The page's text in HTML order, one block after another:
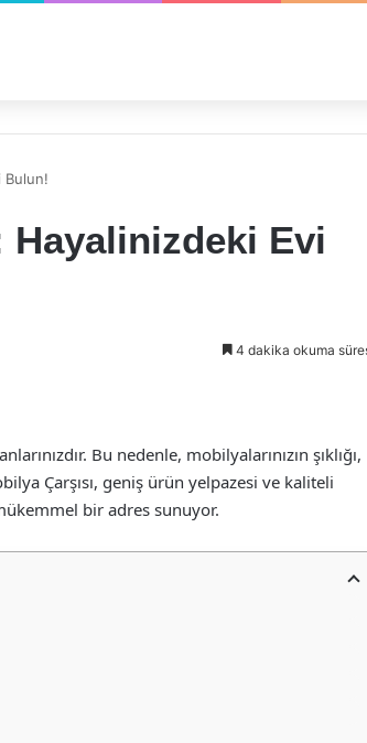
Bulun!
Hayalinizdeki Evi
4 dakika okuma
Bu nedenle, mobilyalarınızın şıklığı,
Çarşısı, geniş ürün yelpazesi ve kaliteli
bir adres sunuyor.